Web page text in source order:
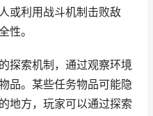
或利用战斗机制击败敌
性。
探索机制，通过观察环境
品。某些任务物品可能隐
地方，玩家可以通过探索